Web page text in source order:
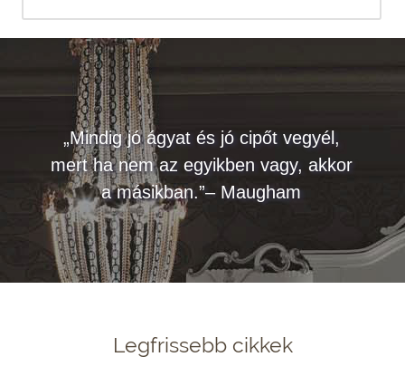
„Mindig jó ágyat és jó cipőt vegyél,
mert ha nem az egyikben vagy, akkor
a másikban.”– Maugham
Legfrissebb cikkek